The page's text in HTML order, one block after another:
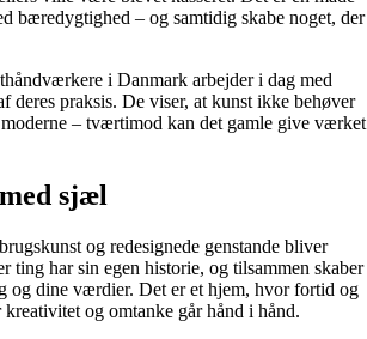
bæredygtighed – og samtidig skabe noget, der
i Danmark arbejder i dag med
deres praksis. De viser, at kunst ikke behøver
– tværtimod kan det gamle give værket
sjæl
og redesignede genstande bliver
ting har sin egen historie, og tilsammen skaber
og dine værdier. Det er et hjem, hvor fortid og
og omtanke går hånd i hånd.